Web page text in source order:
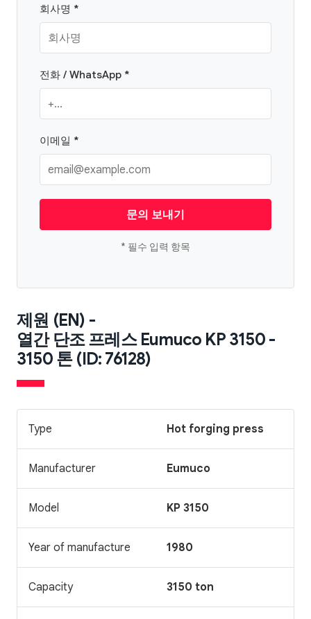
회사명 *
전화 / WhatsApp *
이메일 *
문의 보내기
* 필수 입력 항목
제원 (EN) -
열간 단조 프레스 Eumuco KP 3150 -
3150 톤 (ID: 76128)
Type Hot forging press
Manufacturer Eumuco
Model KP 3150
Year of manufacture 1980
Capacity 3150 ton